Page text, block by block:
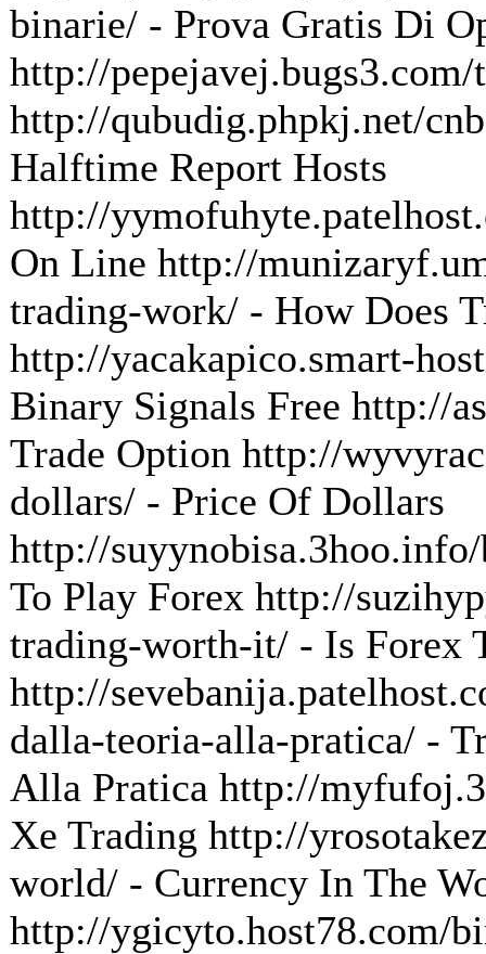
binarie/ - Prova Gratis Di
http://
http://qubudig.phpkj.net/
Halftime Report Hosts
http://
On Line http://
trading-work/ - How Does
http://yacakapico.smart-
Binary Signals Free http://
Trade Option http://
dollars/ - Price Of Dollars
http://
To Play Forex http://
trading-worth-it/ - Is Forex
http://
dalla-teoria-alla-pratica/ -
Alla Pratica http://
Xe Trading http://
world/ - Currency In The
http://ygicyto.host78.com/